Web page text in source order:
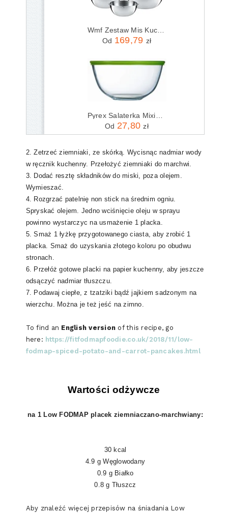
Od 169,79 zł
Od 27,80zł
2. Zetrzeć ziemniaki, ze skórką. Wycisnąc nadmiar wody
w ręcznik kuchenny. Przełożyć ziemniaki do marchwi.
3. Dodać resztę składników do miski, poza olejem.
Wymieszać.
4. Rozgrzać patelnię non stick na średnim ogniu.
Spryskać olejem. Jedno wciśnięcie oleju w sprayu
powinno wystarczyc na usmażenie 1 placka.
5. Smaż 1 łyżkę przygotowanego ciasta, aby zrobić 1
placka. Smaż do uzyskania złotego koloru po obudwu
stronach.
6. Przełóż gotowe placki na papier kuchenny, aby jeszcze
odsączyć nadmiar tłuszczu.
7. Podawaj ciepłe, z tzatziki bądź jajkiem sadzonym na
wierzchu. Można je też jeść na zimno.
To find an English version of this recipe, go
here: https://fitfodmapfoodie.co.uk/2018/11/low-
fodmap-spiced-potato-and-carrot-pancakes.html
Wartości odżywcze
na 1 Low FODMAP placek ziemniaczano-marchwiany:
30 kcal
4.9 g Węglowodany
0.9 g Białko
0.8 g Tłuszcz
Aby znaleźć więcej przepisów na śniadania Low